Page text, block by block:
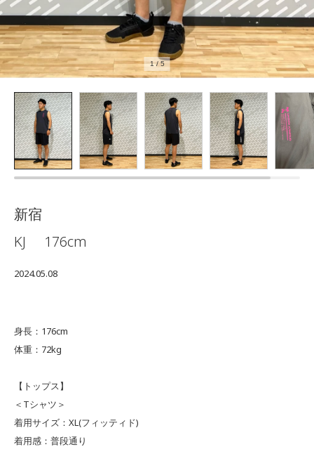
1/5
新宿
KJ
176cm
2024.05.08
身長：176cm
体重：72kg
【トップス】
＜Tシャツ＞
着用サイズ：XL(フィッティド)
着用感：普段通り